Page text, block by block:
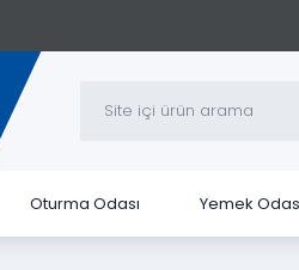
Oturma Odası Yemek